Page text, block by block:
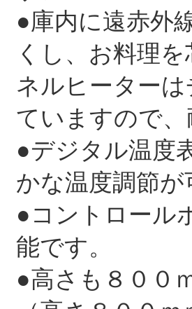
●庫内に遠赤外
くし、お料理
ネルヒーター
ていますので
●デジタル温度
かな温度調節が
●コントロール
能です。
●高さも８００